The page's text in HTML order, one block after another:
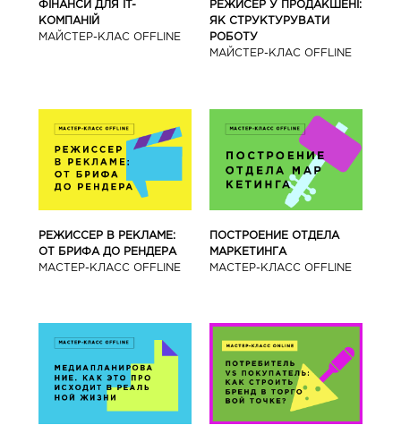
ФІНАНСИ ДЛЯ IT-
КОМПАНІЙ
МАЙСТЕР-КЛАС OFFLINE
РЕЖИСЕР У ПРОДАКШЕНІ:
ЯК СТРУКТУРУВАТИ
РОБОТУ
МАЙСТЕР-КЛАС OFFLINE
РЕЖИССЕР В РЕКЛАМЕ:
ОТ БРИФА ДО РЕНДЕРА
МАСТЕР-КЛАСС OFFLINE
ПОСТРОЕНИЕ ОТДЕЛА
МАРКЕТИНГА
МАСТЕР-КЛАСС OFFLINE